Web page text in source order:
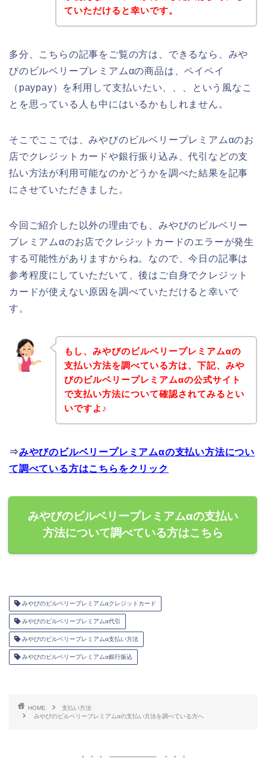
ていただけると幸いです。
多分、こちらの記事をご覧の方は、できるなら、みや
びのビルベリープレミアムαの商品は、ペイペイ
（paypay）を利用して支払いたい、、、という風なこ
とを思っている人も中にはいるかもしれません。
そこでここでは、みやびのビルベリープレミアムαのお
店でクレジットカードや銀行振り込み、代引などの支
払い方法が利用可能なのかどうかを調べた結果を記事
にさせていただきました。
今回ご紹介した以外の理由でも、みやびのビルベリー
プレミアムαのお店でクレジットカードのエラーが発生
する可能性がありますからね。なので、今日の記事は
参考程度にしていただいて、後はご自身でクレジット
カードが使えない原因を調べていただけると幸いで
す。
もし、みやびのビルベリープレミアムαの
支払い方法を調べている方は、下記、みや
びのビルベリープレミアムαの公式サイト
で支払い方法について確認されてみるとい
いですよ♪
⇒みやびのビルベリープレミアムαの支払い方法につい
て調べている方はこちらをクリック
みやびのビルベリープレミアムαの支払い
方法について調べている方はこちら
みやびのビルベリープレミアムαクレジットカード
みやびのビルベリープレミアムα代引
みやびのビルベリープレミアムα支払い方法
みやびのビルベリープレミアムα銀行振込
HOME
支払い方法
みやびのビルベリープレミアムαの支払い方法を調べている方へ